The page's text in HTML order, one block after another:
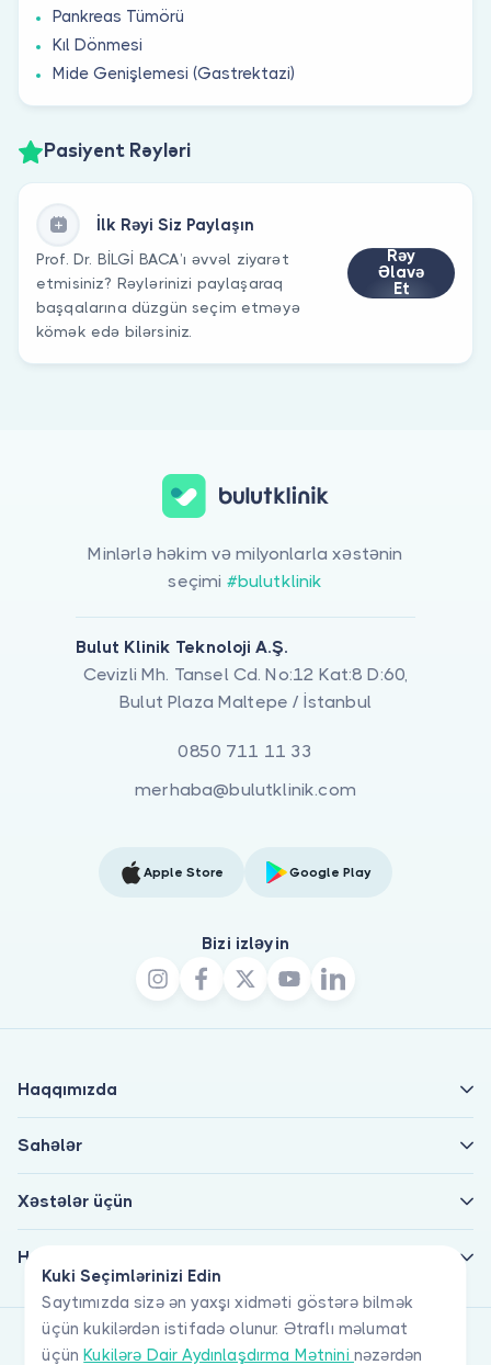
Pankreas Tümörü
Kıl Dönmesi
Mide Genişlemesi (Gastrektazi)
Pasiyent Rəyləri
İlk Rəyi Siz Paylaşın
Prof. Dr. BİLGİ BACA’ı əvvəl ziyarət
etmisiniz? Rəylərinizi paylaşaraq
başqalarına düzgün seçim etməyə
kömək edə bilərsiniz.
Rəy
Əlavə
Et
Kuki Seçimlərinizi Edin
Saytımızda sizə ən yaxşı xidməti göstərə bilmək
üçün kukilərdən istifadə olunur. Ətraflı məlumat
üçünKukilərə Dair Aydınlaşdırma Mətnini nəzərdən
Minlərlə həkim və milyonlarla xəstənin
seçimi #bulutklinik
Bulut Klinik Teknoloji A.Ş.
Cevizli Mh. Tansel Cd. No:12 Kat:8 D:60,
Bulut Plaza Maltepe / İstanbul
0850 711 11 33
merhaba@bulutklinik.com
Apple Store Google Play
Bizi izləyin
Haqqımızda
Sahələr
Xəstələr üçün
Həkimlər üçün